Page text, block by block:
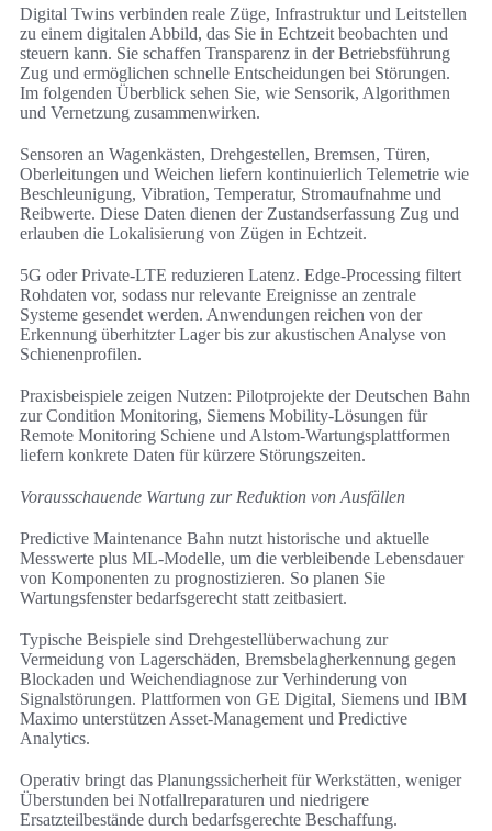
Digital Twins verbinden reale Züge, Infrastruktur und Leitstellen
zu einem digitalen Abbild, das Sie in Echtzeit beobachten und
steuern kann. Sie schaffen Transparenz in der Betriebsführung
Zug und ermöglichen schnelle Entscheidungen bei Störungen.
Im folgenden Überblick sehen Sie, wie Sensorik, Algorithmen
und Vernetzung zusammenwirken.
Sensoren an Wagenkästen, Drehgestellen, Bremsen, Türen,
Oberleitungen und Weichen liefern kontinuierlich Telemetrie wie
Beschleunigung, Vibration, Temperatur, Stromaufnahme und
Reibwerte. Diese Daten dienen der Zustandserfassung Zug und
erlauben die Lokalisierung von Zügen in Echtzeit.
5G oder Private-LTE reduzieren Latenz. Edge-Processing filtert
Rohdaten vor, sodass nur relevante Ereignisse an zentrale
Systeme gesendet werden. Anwendungen reichen von der
Erkennung überhitzter Lager bis zur akustischen Analyse von
Schienenprofilen.
Praxisbeispiele zeigen Nutzen: Pilotprojekte der Deutschen Bahn
zur Condition Monitoring, Siemens Mobility-Lösungen für
Remote Monitoring Schiene und Alstom-Wartungsplattformen
liefern konkrete Daten für kürzere Störungszeiten.
Vorausschauende Wartung zur Reduktion von Ausfällen
Predictive Maintenance Bahn nutzt historische und aktuelle
Messwerte plus ML-Modelle, um die verbleibende Lebensdauer
von Komponenten zu prognostizieren. So planen Sie
Wartungsfenster bedarfsgerecht statt zeitbasiert.
Typische Beispiele sind Drehgestellüberwachung zur
Vermeidung von Lagerschäden, Bremsbelagherkennung gegen
Blockaden und Weichendiagnose zur Verhinderung von
Signalstörungen. Plattformen von GE Digital, Siemens und IBM
Maximo unterstützen Asset-Management und Predictive
Analytics.
Operativ bringt das Planungssicherheit für Werkstätten, weniger
Überstunden bei Notfallreparaturen und niedrigere
Ersatzteilbestände durch bedarfsgerechte Beschaffung.